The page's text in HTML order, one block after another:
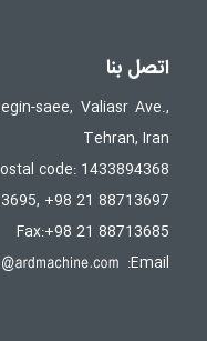
اتصل بنا
saee, Valiasr Ave.,
Tehran, Iran
code: 1433894368
+98 21 88713697
Fax:+98 21 88713685
Email: